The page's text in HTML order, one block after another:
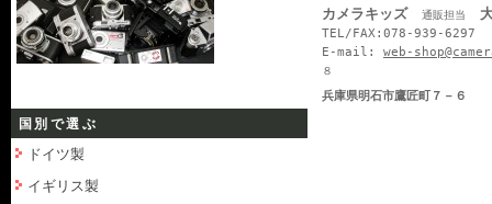
国別で選ぶ
ドイツ製
イギリス製
カメラキッズ 通販担当
TEL/FAX:078-939-6297
E-mail: web-
８
兵庫県明石市鷹匠町７－６